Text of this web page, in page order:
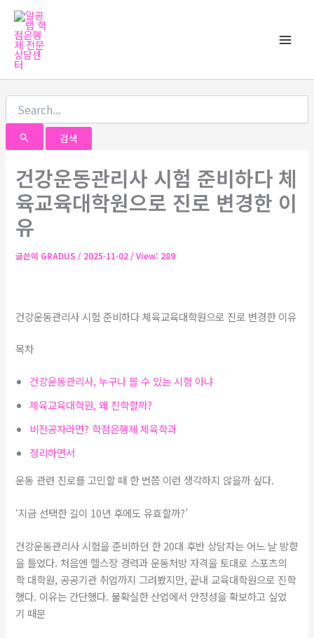
기
건강운동관리사 시험 준비하다 체
육교육대학원으로 진로 변경한 이
유
글쓴이 GRADUS / 2025-11-02 / View: 289
건강운동관리사 시험 준비하다 체육교육대학원으로 진로 변경한 이유
목차
건강운동관리사, 누구나 볼 수 있는 시험 아냐
체육교육대학원, 왜 진학할까?
비전공자라면? 학점은행제 체육학과
정리하면서
운동 관련 진로를 고민할 때 한 번쯤 이런 생각하지 않을까 싶다.
‘지금 선택한 길이 10년 후에도 유효할까?’
건강운동관리사 시험을 준비하던 한 20대 후반 상담자는 어느 날 방향
을 틀었다. 처음엔 헬스장 경력과 운동처방 자격을 토대로 스포츠의
학 대학원, 공공기관 취업까지 그려봤지만, 끝내 교육대학원으로 진학
했다. 이유는 간단했다. 불확실한 산업에서 안정성을 확보하고 싶었
기 때문